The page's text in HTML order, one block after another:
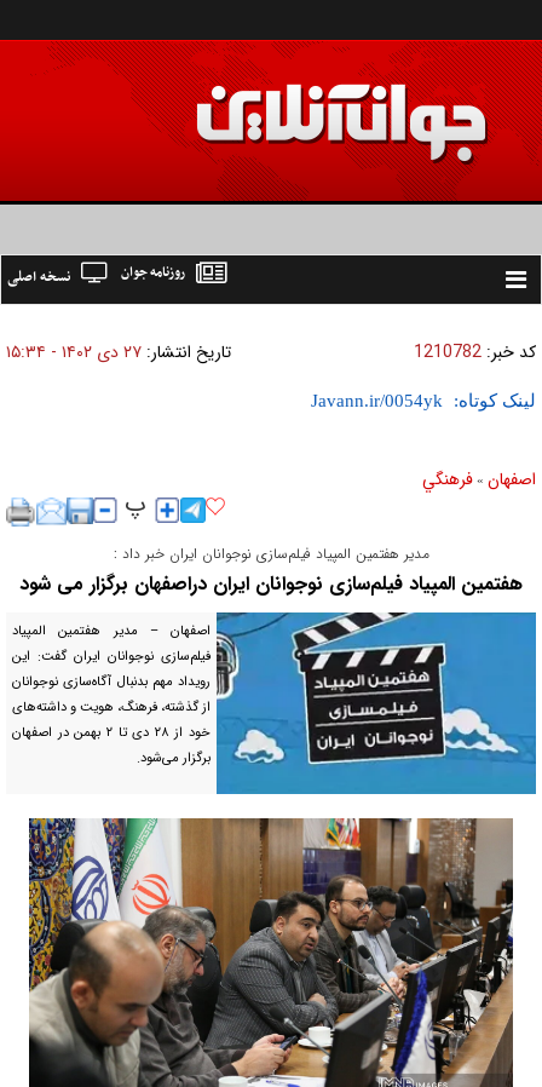
Toggle
نسخه اصلی روزنامه جوان
کد خبر: 1210782 تاریخ انتشار: ۲۷ دی ۱۴۰۲ - ۱۵:۳۴
لینک کوتاه:
اصفهان » فرهنگي
مدیر هفتمین المپیاد فیلم‌سازی نوجوانان ایران خبر داد :
هفتمین المپیاد فیلم‌سازی نوجوانان ایران دراصفهان برگزار می شود
اصفهان – مدیر هفتمین المپیاد
فیلم‌سازی نوجوانان ایران گفت: این
رویداد مهم بدنبال آگاه‌سازی نوجوانان
از گذشته، فرهنگ، هویت و داشته‌های
خود از ۲۸ دی تا ۲ بهمن در اصفهان
برگزار می‌شود.